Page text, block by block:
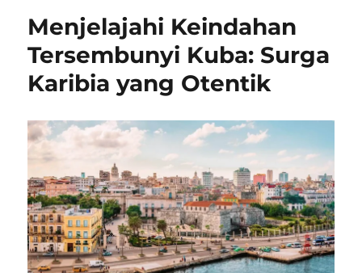
Menjelajahi Keindahan
Tersembunyi Kuba: Surga
Karibia yang Otentik